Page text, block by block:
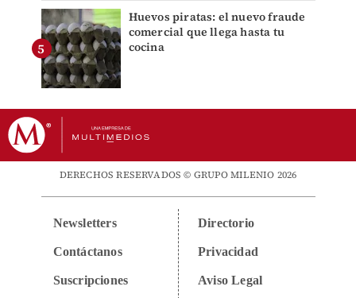
Huevos piratas: el nuevo fraude
comercial que llega hasta tu
cocina
DERECHOS RESERVADOS © GRUPO MILENIO 2026
Newsletters
Contáctanos
Suscripciones
Directorio
Privacidad
Aviso Legal